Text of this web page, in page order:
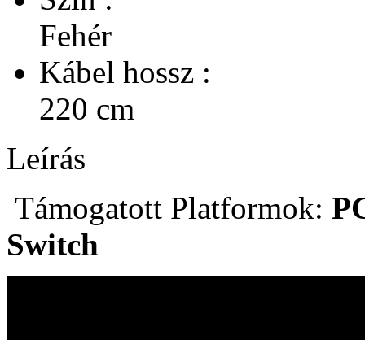
Fehér
Kábel hossz :
220 cm
Leírás
Támogatott Platformok:
Switch